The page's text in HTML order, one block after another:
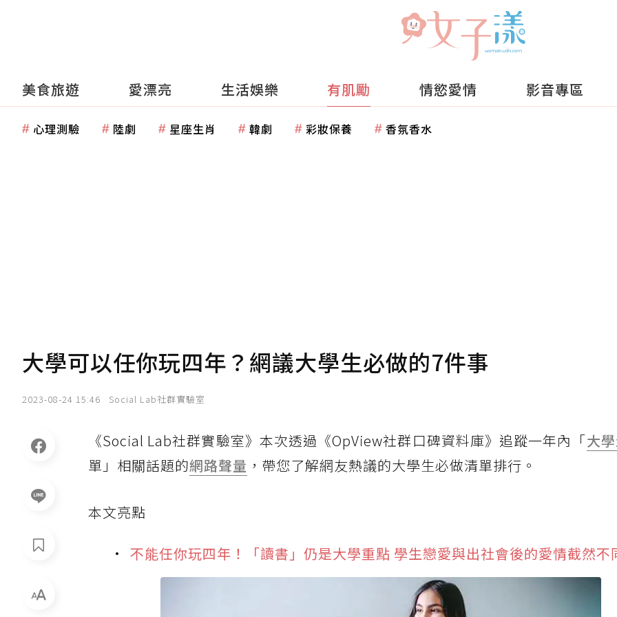
美食旅遊 愛漂亮 生活娛樂 有肌勵 情慾愛情 影音專區
心理測驗 陸劇 星座生肖 韓劇 彩妝保養 香氛香水
大學可以任你玩四年？網議大學生必做的7件事
2023-08-24 15:46 Social Lab社群實驗室
《Social Lab社群實驗室》本次透過《OpView社群口碑資料庫》追蹤一年內「大
單」相關話題的網路聲量 ，帶您了解網友熱議的大學生必做清單排行。
本文亮點
不能任你玩四年！「讀書」仍是大學重點 學生戀愛與出社會後的愛情截然不